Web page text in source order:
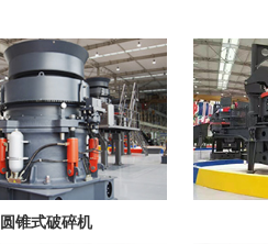
圆锥式破碎机